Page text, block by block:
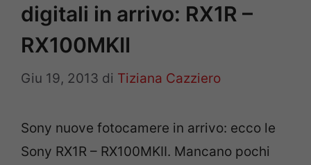
digitali in arrivo: RX1R –
RX100MKII
Giu 19, 2013 di Tiziana Cazziero
Sony nuove fotocamere in arrivo: ecco le
Sony RX1R – RX100MKII. Mancano pochi